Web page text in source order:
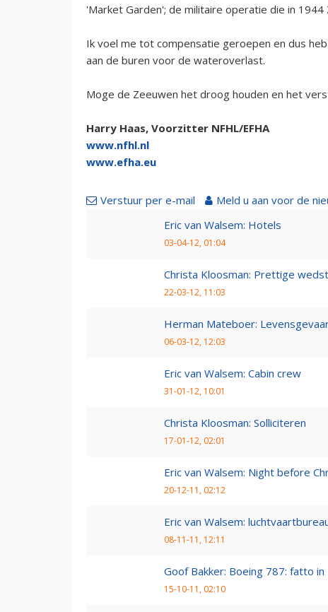
'Market Garden'; de militaire operatie die in
Ik voel me tot compensatie geroepen en dus
aan de buren voor de wateroverlast.
Moge de Zeeuwen het droog houden en het
Harry Haas, Voorzitter NFHL/EFHA
www.nfhl.nl
www.efha.eu
Verstuur per e-mail Meld u aan voor de
Eric van Walsem: Hotels
03-04-12, 01:04
Christa Kloosman: Prettige
22-03-12, 11:03
Herman Mateboer:
06-03-12, 12:03
Eric van Walsem: Cabin crew
31-01-12, 10:01
Christa Kloosman: Solliciteren
17-01-12, 02:01
Eric van Walsem: Night before
20-12-11, 02:12
Eric van Walsem:
08-11-11, 12:11
Goof Bakker: Boeing 787: fatto in
15-10-11, 02:10